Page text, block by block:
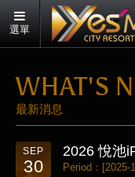
選單
WHAT'S
最新消息
SEP
30
2026 悅池
Period：[2025-